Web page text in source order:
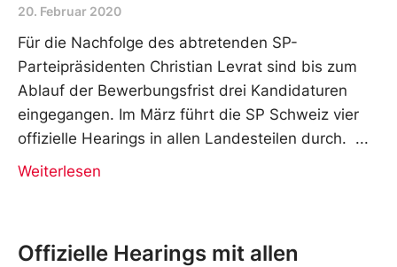
20. Februar 2020
Für die Nachfolge des abtretenden SP-
Parteipräsidenten Christian Levrat sind bis zum
Ablauf der Bewerbungsfrist drei Kandidaturen
eingegangen. Im März führt die SP Schweiz vier
offizielle Hearings in allen Landesteilen durch.
Weiterlesen
Offizielle Hearings mit allen